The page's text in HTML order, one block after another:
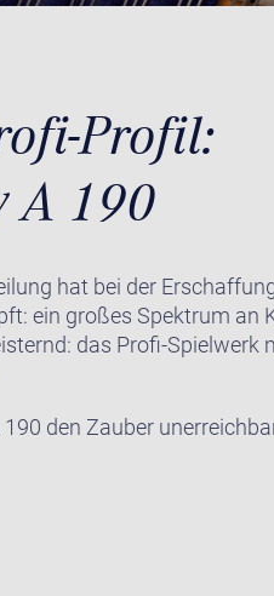
Profil:
A 190
hat bei der
ein großes Spektrum an
das Profi-Spielwerk
den Zauber